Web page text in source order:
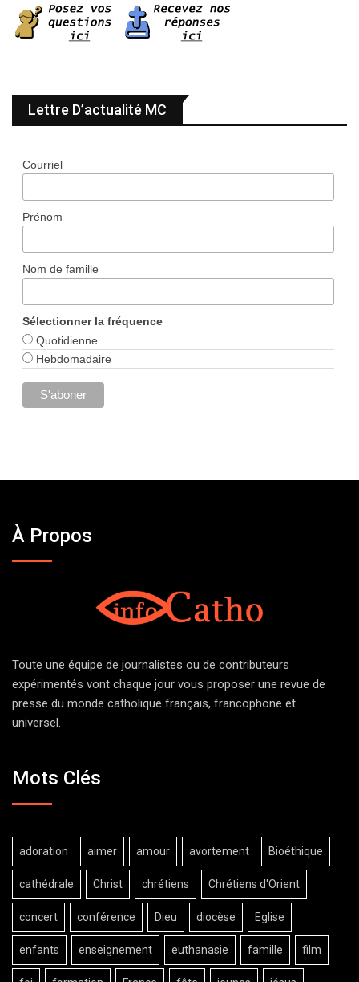
Lettre D’actualité MC
Courriel
Prénom
Nom de famille
Sélectionner la fréquence
Quotidienne
Hebdomadaire
À Propos
Toute une équipe de journalistes ou de contributeurs
expérimentés vont chaque jour vous proposer une revue de
presse du monde catholique français, francophone et
universel.
Mots Clés
adoration aimer amour avortement Bioéthique
cathédrale Christ chrétiens Chrétiens d'Orient
concert conférence Dieu diocèse Eglise
enfants enseignement euthanasie famille film